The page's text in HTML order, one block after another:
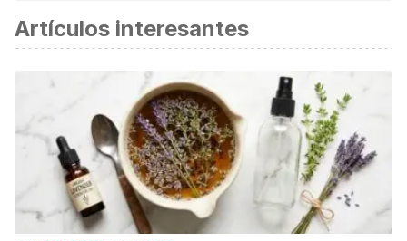
Artículos interesantes